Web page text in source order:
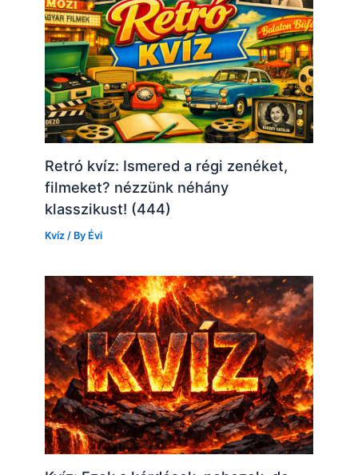
Retró kvíz: Ismered a régi zenéket,
filmeket? nézzünk néhány
klasszikust! (444)
Kvíz / By Évi